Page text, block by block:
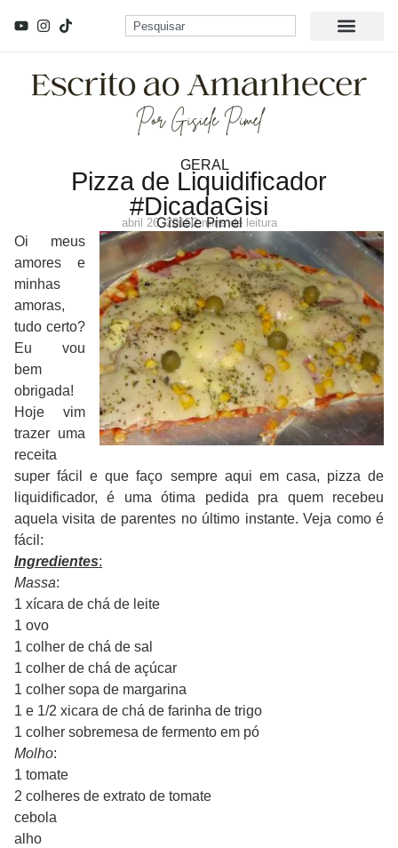
GERAL
Pizza de Liquidificador
#DicadaGisi
Gisiele Pimel
abril 26, 20152 mins de leitura
Oi meus
amores e
minhas
amoras,
tudo certo?
Eu vou
bem
obrigada!
Hoje vim
trazer uma
receita
super fácil e que faço sempre aqui em casa, pizza de
liquidificador, é uma ótima pedida pra quem recebeu
aquela visita de parentes no último instante. Veja como é
fácil:
Ingredientes:
Massa:
1 xícara de chá de leite
1 ovo
1 colher de chá de sal
1 colher de chá de açúcar
1 colher sopa de margarina
1 e 1/2 xicara de chá de farinha de trigo
1 colher sobremesa de fermento em pó
Molho:
1 tomate
2 colheres de extrato de tomate
cebola
alho